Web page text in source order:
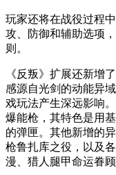
玩家还将在战役过程
攻、防御和辅助选项
则。
《反叛》扩展还新增
感源自光剑的动能异
戏玩法产生深远影响
爆能枪，其特色是用
的弹匣。其他新增的
枪鲁扎库之役，以及
漫、猎人腿甲命运眷